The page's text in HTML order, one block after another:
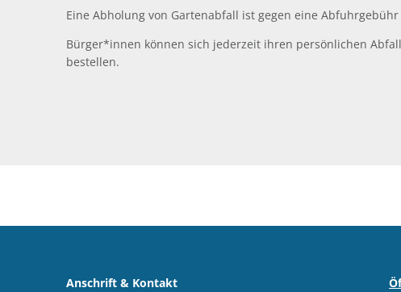
Eine Abholung von Gartenabfall ist gegen eine
Bürger*innen können sich jederzeit ihren persönlichen
bestellen.
Anschrift & Kontakt